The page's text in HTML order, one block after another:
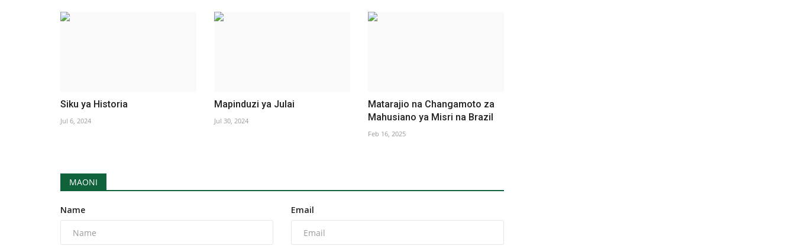
Siku ya Historia
Jul 6, 2024
Mapinduzi ya Julai
Jul 30, 2024
Matarajio na Changamoto za
Mahusiano ya Misri na Brazil
Feb 16, 2025
MAONI
Name Email